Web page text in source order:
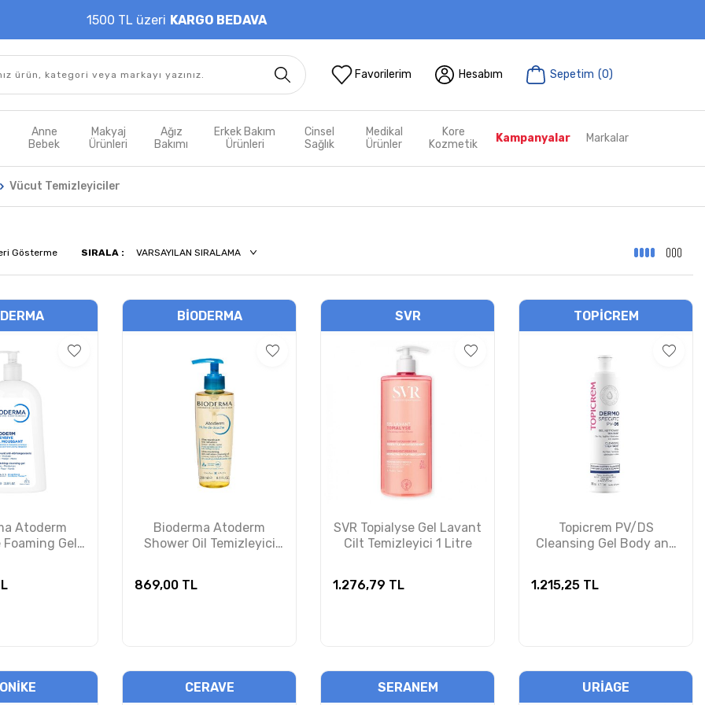
1500 TL üzeri KARGO BEDAVA
Favorilerim Hesabım Sepetim (0)
Anne
Bebek
Makyaj
Ürünleri
Ağız
Bakımı
Erkek Bakım
Ürünleri
Cinsel
Sağlık
Medikal
Ürünler
Kore
Kozmetik
Kampanyalar Markalar
Vücut Temizleyiciler
Gösterme SIRALA :
Atoderm
Gel
BIODERMA
Bioderma Atoderm
Shower Oil Temizleyici
869,00 TL
SVR
SVR Topialyse Gel Lavant
Cilt Temizleyici 1 Litre
1.276,79 TL
TOPICREM
Topicrem PV/DS
Cleansing Gel Body and
1.215,25 TL
CERAVE SERANEM URIAGE